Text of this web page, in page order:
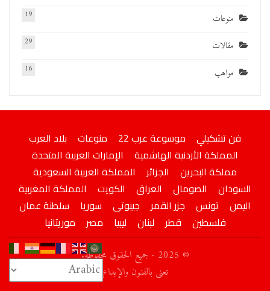
منوعات 19
مقالات 29
مواهب 16
فن تشكيلي موسوعة عرب 22 منوعات
بلاد العرب
المملكة الأردنية الهاشمية
الإمارات العربية المتحدة
مملكة البحرين
الجزائر
المملكة العربية السعودية
السودان
الصومال العراق الكويت
المملكة المغربية
اليمن
تونس جزر القمر جيبوتى سوريا
سلطنة عمان
فلسطين
قطر لبنان ليبيا مصر موريتانيا
© 2025 - جميع الحقوق محفوظة.
تعني بالفنون والإبداع